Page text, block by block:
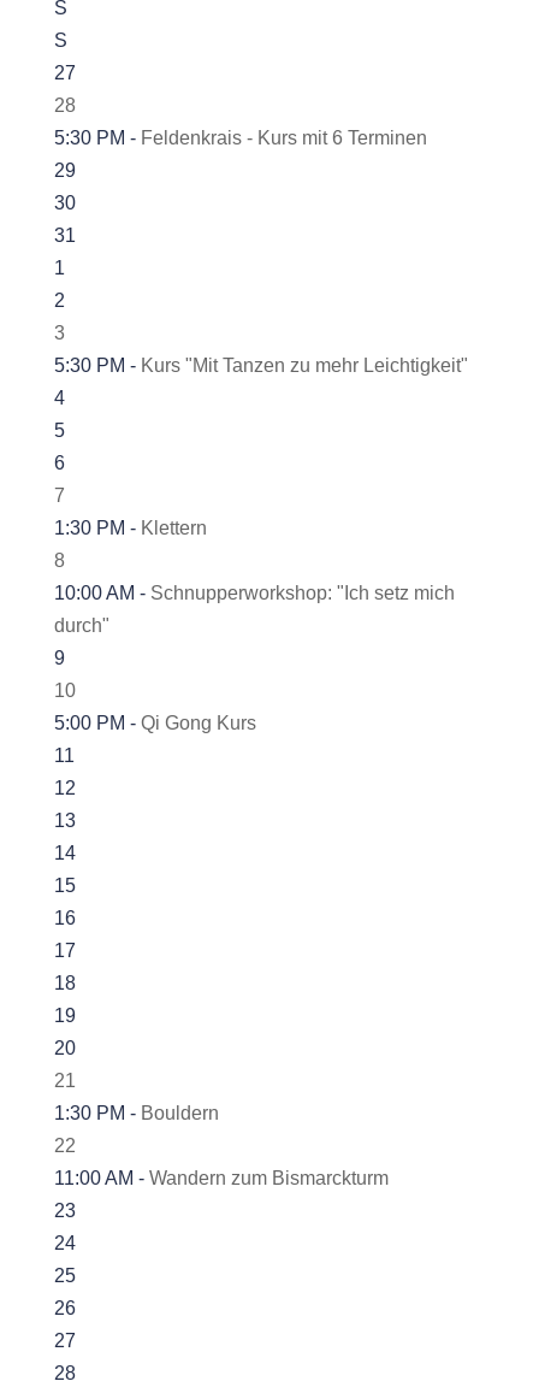
S
S
27
28
5:30 PM - Feldenkrais - Kurs mit 6 Terminen
29
30
31
1
2
3
5:30 PM - Kurs "Mit Tanzen zu mehr Leichtigkeit"
4
5
6
7
1:30 PM - Klettern
8
10:00 AM - Schnupperworkshop: "Ich setz mich
durch"
9
10
5:00 PM - Qi Gong Kurs
11
12
13
14
15
16
17
18
19
20
21
1:30 PM - Bouldern
22
11:00 AM - Wandern zum Bismarckturm
23
24
25
26
27
28